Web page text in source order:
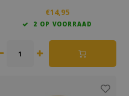
eenvoudig zelf in elkaar.
€14,95
2 OP VOORRAAD